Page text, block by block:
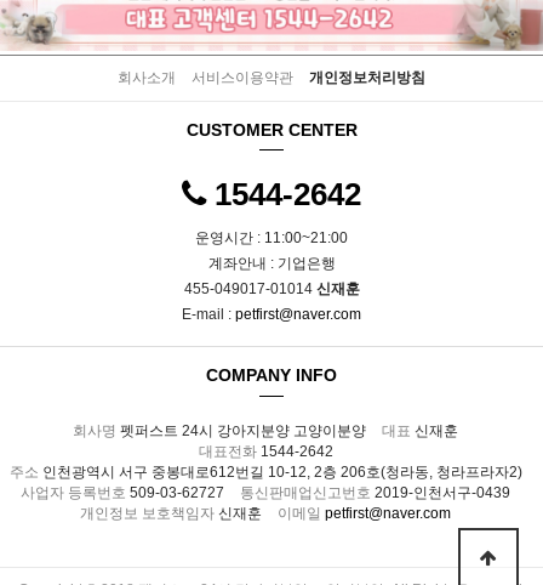
회사소개 서비스이용약관 개인정보처리방침
CUSTOMER CENTER
1544-2642
운영시간 : 11:00~21:00
계좌안내 : 기업은행
455-049017-01014 신재훈
E-mail : petfirst@naver.com
COMPANY INFO
회사명 펫퍼스트 24시 강아지분양 고양이분양 대표 신재훈
대표전화1544-2642
주소 인천광역시 서구 중봉대로612번길 10-12, 2층 206호(청라동, 청라프라자2)
사업자 등록번호 509-03-62727 통신판매업신고번호 2019-인천서구-0439
개인정보 보호책임자 신재훈 이메일 petfirst@naver.com